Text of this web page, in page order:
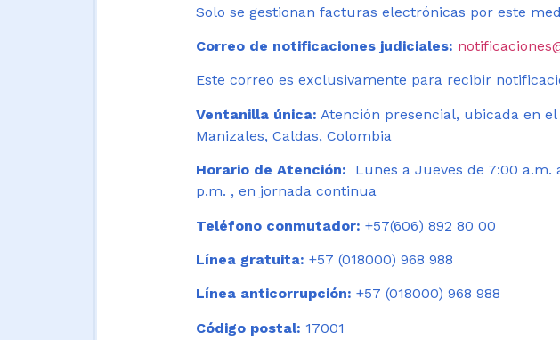
Solo se gestionan facturas electrónicas por este
Correo de notificaciones judiciales:
Este correo es exclusivamente para recibir
Ventanilla única: Atención presencial, ubicada en
Manizales, Caldas, Colombia
Horario de Atención:
Lunes a Jueves de 7:00 a.m.
p.m. , en jornada continua
Teléfono conmutador: +57(606) 892 80 00
Línea gratuita: +57 (018000) 968 988
Línea anticorrupción: +57 (018000) 968 988
Código postal: 17001